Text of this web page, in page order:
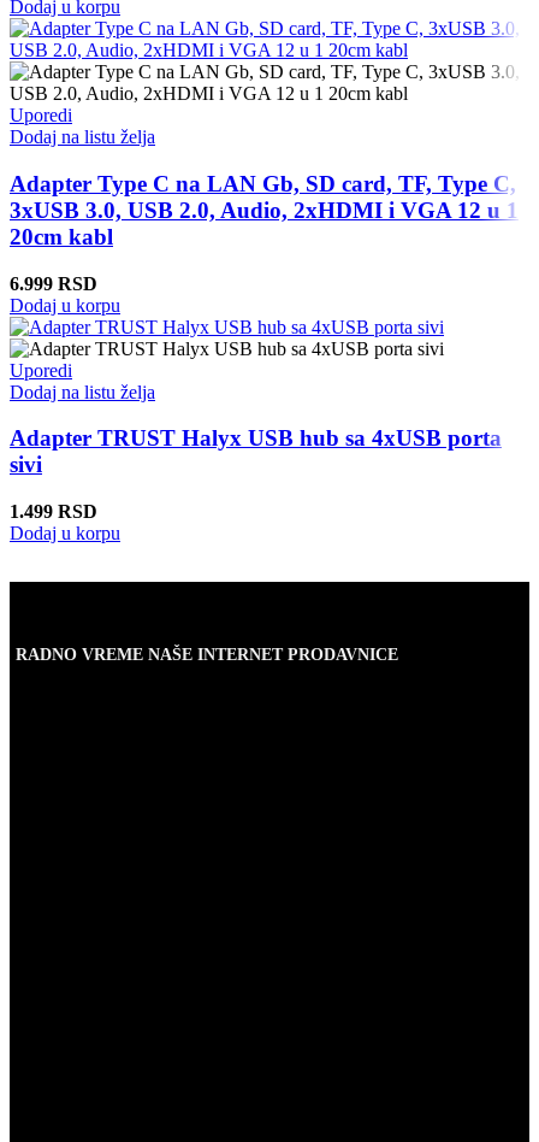
Dodaj u korpu
Uporedi
Dodaj na listu želja
Adapter Type C na LAN Gb, SD card, TF, Type C,
3xUSB 3.0, USB 2.0, Audio, 2xHDMI i VGA 12 u 1
20cm kabl
6.999 RSD
Dodaj u korpu
Uporedi
Dodaj na listu želja
Adapter TRUST Halyx USB hub sa 4xUSB porta
sivi
1.499 RSD
Dodaj u korpu
RADNO VREME NAŠE INTERNET PRODAVNICE